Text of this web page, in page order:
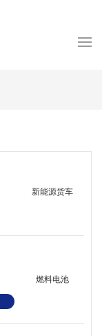
新能源货车
燃料电池